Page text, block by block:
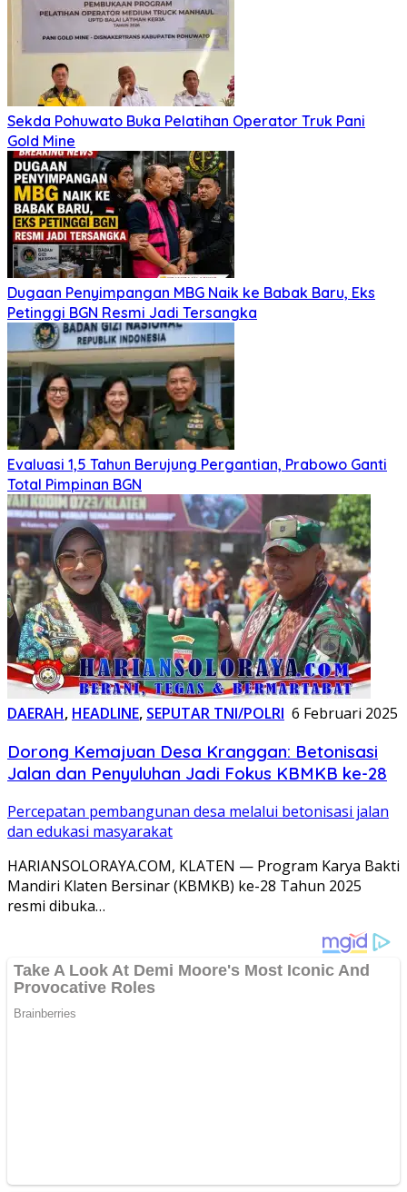
Sekda Pohuwato Buka Pelatihan Operator Truk Pani
Gold Mine
Dugaan Penyimpangan MBG Naik ke Babak Baru, Eks
Petinggi BGN Resmi Jadi Tersangka
Evaluasi 1,5 Tahun Berujung Pergantian, Prabowo Ganti
Total Pimpinan BGN
DAERAH, HEADLINE, SEPUTAR TNI/POLRI 6 Februari 2025
Dorong Kemajuan Desa Kranggan: Betonisasi
Jalan dan Penyuluhan Jadi Fokus KBMKB ke-28
Percepatan pembangunan desa melalui betonisasi jalan
dan edukasi masyarakat
HARIANSOLORAYA.COM, KLATEN — Program Karya Bakti
Mandiri Klaten Bersinar (KBMKB) ke-28 Tahun 2025
resmi dibuka…